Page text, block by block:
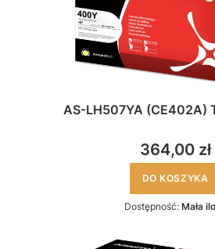
AS-LH507YA (CE402A)
364,00 zł
DO KOSZYKA
Dostępność: Mała